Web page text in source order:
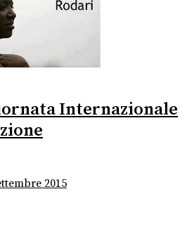
Internazionale
2015